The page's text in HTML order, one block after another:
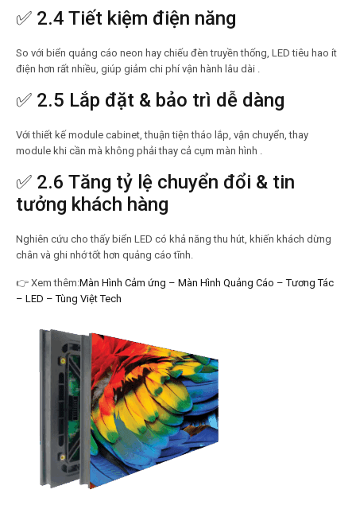
✅ 2.4 Tiết kiệm điện năng
So với biển quảng cáo neon hay chiếu đèn truyền thống, LED tiêu hao ít
điện hơn rất nhiều, giúp giảm chi phí vận hành lâu dài .
✅ 2.5 Lắp đặt & bảo trì dễ dàng
Với thiết kế module cabinet, thuận tiện tháo lắp, vận chuyển, thay
module khi cần mà không phải thay cả cụm màn hình .
✅ 2.6 Tăng tỷ lệ chuyển đổi & tin
tưởng khách hàng
Nghiên cứu cho thấy biển LED có khả năng thu hút, khiến khách dừng
chân và ghi nhớ tốt hơn quảng cáo tĩnh.
👉 Xem thêm:Màn Hình Cảm ứng – Màn Hình Quảng Cáo – Tương Tác
– LED – Tùng Việt Tech